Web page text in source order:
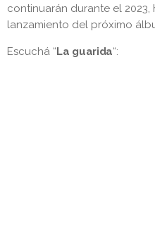
continuarán durante el 2023,
lanzamiento del próximo
Escuchá “ La guarida“: